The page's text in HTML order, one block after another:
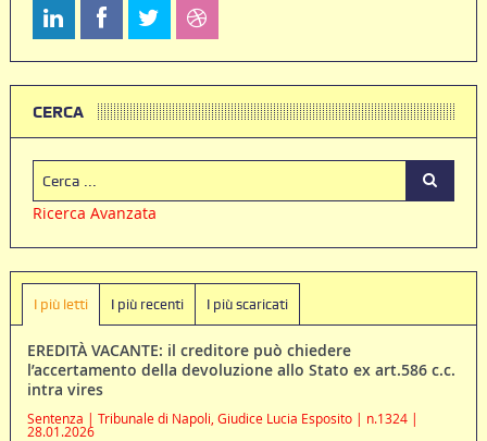
CERCA
Ricerca Avanzata
I più letti I più recenti I più scaricati
EREDITÀ VACANTE: il creditore può chiedere
l’accertamento della devoluzione allo Stato ex art.586 c.c.
intra vires
Sentenza | Tribunale di Napoli, Giudice Lucia Esposito | n.1324 |
28.01.2026